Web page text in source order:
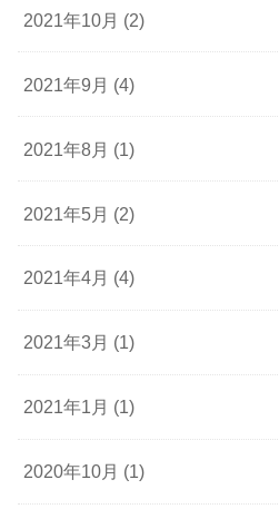
2021年10月 (2)
2021年9月 (4)
2021年8月 (1)
2021年5月 (2)
2021年4月 (4)
2021年3月 (1)
2021年1月 (1)
2020年10月 (1)